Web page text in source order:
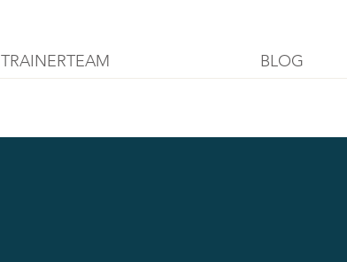
TRAINERTEAM BLOG